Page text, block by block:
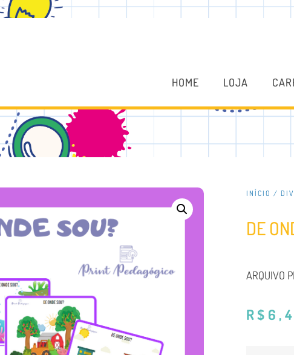
HOME LOJA
INÍCIO /
DE
ARQUIVO
R$